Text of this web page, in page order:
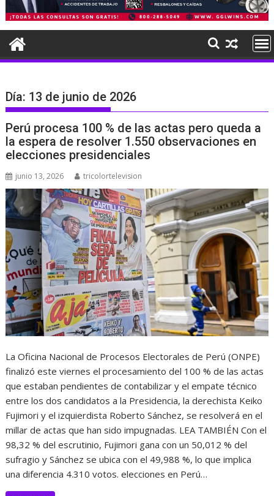
Día: 13 de junio de 2026
Perú procesa 100 % de las actas pero queda a
la espera de resolver 1.550 observaciones en
elecciones presidenciales
junio 13, 2026 tricolortelevision
La Oficina Nacional de Procesos Electorales de Perú (ONPE)
finalizó este viernes el procesamiento del 100 % de las actas
que estaban pendientes de contabilizar y el empate técnico
entre los dos candidatos a la Presidencia, la derechista Keiko
Fujimori y el izquierdista Roberto Sánchez, se resolverá en el
millar de actas que han sido impugnadas. LEA TAMBIÉN Con el
98,32 % del escrutinio, Fujimori gana con un 50,012 % del
sufragio y Sánchez se ubica con el 49,988 %, lo que implica
una diferencia 4.310 votos. elecciones en Perú…